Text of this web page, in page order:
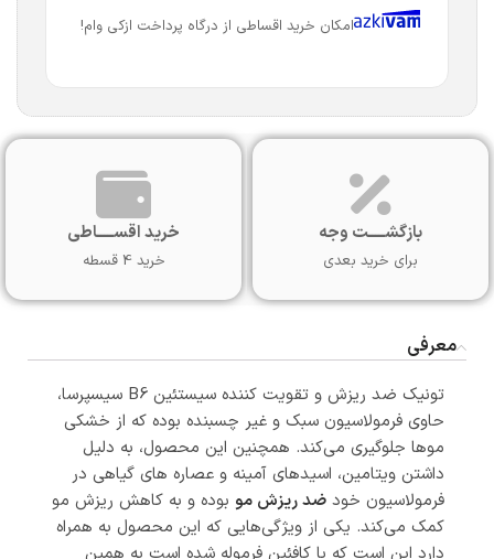
امکان خرید اقساطی از درگاه پرداخت ازکی وام!
بازگشـــــت وجه
برای خرید بعدی
خرید اقســـــاطی
خرید 4 قسطه
معرفی
تونیک ضد ریزش و تقویت کننده سیستئین B6 سیسپرسا،
حاوی فرمولاسیون سبک و غیر چسبنده بوده که از خشکی
موها جلوگیری می‌کند. همچنین این محصول، به دلیل
داشتن ویتامین، اسیدهای آمینه و عصاره های گیاهی در
فرمولاسیون خود ضد ریزش مو بوده و به کاهش ریزش مو
کمک می‌کند. یکی از ویژگی‌هایی که این محصول به همراه